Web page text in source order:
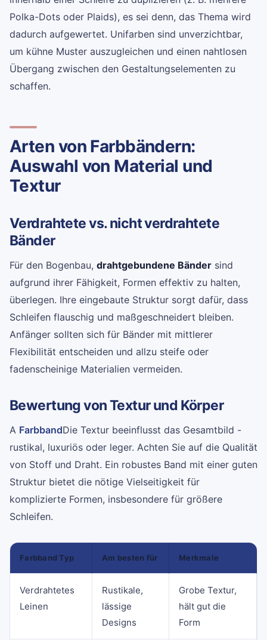
Polka-Dots oder Plaids), es sei denn, das Thema wird
dadurch aufgewertet. Unifarben sind unverzichtbar,
um kühne Muster auszugleichen und einen nahtlosen
Übergang zwischen den Gestaltungselementen zu
schaffen.
Arten von Farbbändern:
Auswahl von Material und
Textur
Verdrahtete vs. nicht verdrahtete
Bänder
Für den Bogenbau, drahtgebundene Bänder sind
aufgrund ihrer Fähigkeit, Formen effektiv zu halten,
überlegen. Ihre eingebaute Struktur sorgt dafür, dass
Schleifen flauschig und maßgeschneidert bleiben.
Anfänger sollten sich für Bänder mit mittlerer
Flexibilität entscheiden und allzu steife oder
fadenscheinige Materialien vermeiden.
Bewertung von Textur und Körper
A FarbbandDie Textur beeinflusst das Gesamtbild -
rustikal, luxuriös oder leger. Achten Sie auf die Qualität
von Stoff und Draht. Ein robustes Band mit einer guten
Struktur bietet die nötige Vielseitigkeit für
komplizierte Formen, insbesondere für größere
Schleifen.
Farbband Typ Am besten für Merkmale
Verdrahtetes
Leinen
Rustikale,
lässige
Designs
Grobe Textur,
hält gut die
Form